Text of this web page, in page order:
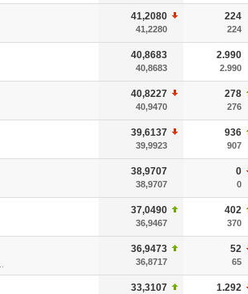
41,2080
41,2280
224
224
40,8683
40,8683
2.990
2.990
40,8227
40,9470
278
276
39,6137
39,9923
936
907
38,9707
38,9707
0
0
37,0490
36,9467
402
370
36,9473
36,8717
52
65
33,3107 1.292